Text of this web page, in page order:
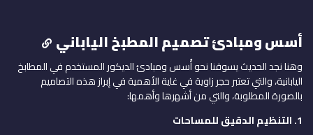
أسس ومبادئ تصميم المطبخ الياباني
وهنا نجد الحديث يسوقنا نحو أُسس ومبادئ الديكور المستخدم في المطابخ
اليابانية، والتي تعتبر حجر زاوية في غاية الأهمية في إبراز هذه التصاميم
بالصورة المطلوبة، والتي من أشهرها وأهمها:
1. التنظيم الدقيق للمساحات